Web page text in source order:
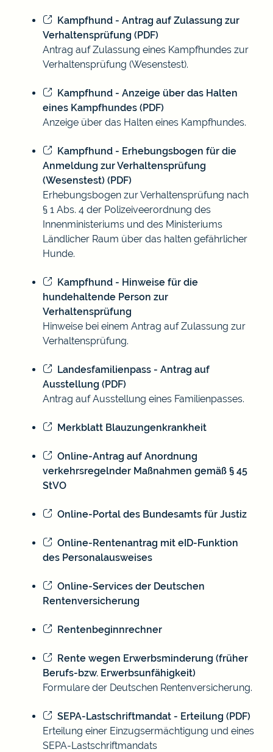
Kampfhund - Antrag auf Zulassung zur
Verhaltensprüfung (PDF)
Antrag auf Zulassung eines Kampfhundes zur
Verhaltensprüfung (Wesenstest).
Kampfhund - Anzeige über das Halten
eines Kampfhundes (PDF)
Anzeige über das Halten eines Kampfhundes.
Kampfhund - Erhebungsbogen für die
Anmeldung zur Verhaltensprüfung
(Wesenstest) (PDF)
Erhebungsbogen zur Verhaltensprüfung nach
§ 1 Abs. 4 der Polizeiveerordnung des
Innenministeriums und des Ministeriums
Ländlicher Raum über das halten gefährlicher
Hunde.
Kampfhund - Hinweise für die
hundehaltende Person zur
Verhaltensprüfung
Hinweise bei einem Antrag auf Zulassung zur
Verhaltensprüfung.
Landesfamilienpass - Antrag auf
Ausstellung (PDF)
Antrag auf Ausstellung eines Familienpasses.
Merkblatt Blauzungenkrankheit
Online-Antrag auf Anordnung
verkehrsregelnder Maßnahmen gemäß § 45
StVO
Online-Portal des Bundesamts für Justiz
Online-Rentenantrag mit eID-Funktion
des Personalausweises
Online-Services der Deutschen
Rentenversicherung
Rentenbeginnrechner
Rente wegen Erwerbsminderung (früher
Berufs-bzw. Erwerbsunfähigkeit)
Formulare der Deutschen Rentenversicherung.
SEPA-Lastschriftmandat - Erteilung (PDF)
Erteilung einer Einzugsermächtigung und eines
SEPA-Lastschriftmandats